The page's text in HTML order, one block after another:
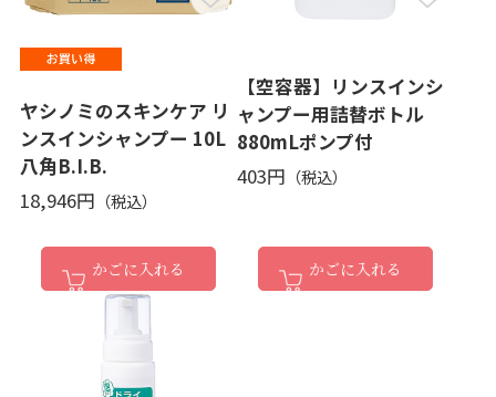
ヤシノミのスキンケア リ
ンスインシャンプー 10L
八角B.I.B.
18,946円
かごに入れる
【空容器】リンスインシ
ャンプー用詰替ボトル
880mLポンプ付
403円
かごに入れる